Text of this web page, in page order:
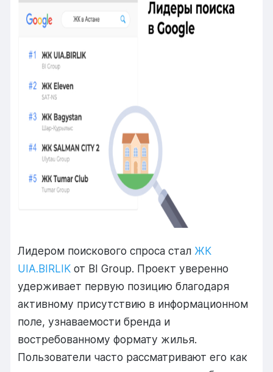
Лидером поискового спроса стал ЖК
UIA.BIRLIK от BI Group. Проект уверенно
удерживает первую позицию благодаря
активному присутствию в информационном
поле, узнаваемости бренда и
востребованному формату жилья.
Пользователи часто рассматривают его как